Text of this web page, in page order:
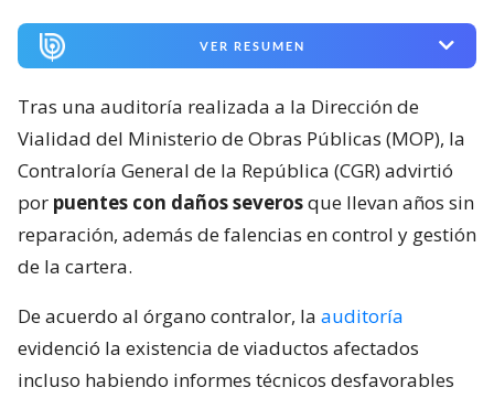
VER RESUMEN
Tras una auditoría realizada a la Dirección de
Vialidad del Ministerio de Obras Públicas (MOP), la
Contraloría General de la República (CGR) advirtió
por puentes con daños severosque llevan años sin
reparación, además de falencias en control y gestión
de la cartera.
De acuerdo al órgano contralor, la auditoría
evidenció la existencia de viaductos afectados
incluso habiendo informes técnicos desfavorables